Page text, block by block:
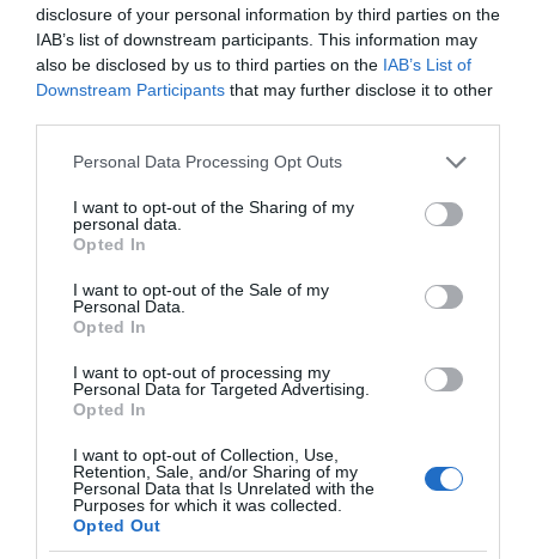
disclosure of your personal information by third parties on the
IAB’s list of downstream participants. This information may
also be disclosed by us to third parties on the IAB’s List of
Downstream Participants that may further disclose it to other
Please note that this website/app uses one or more Google
not limited to your visit or usage behaviour. You may click to
grant or deny consent to Google and its third-party tags to
use your data for below specified purposes in below Google
consent section.
Personal Data Processing Opt Outs
I want to opt-out of the Sharing of my
personal data.
Opted In
I want to opt-out of the Sale of my
Personal Data.
Opted In
I want to opt-out of processing my
Personal Data for Targeted Advertising.
Opted In
I want to opt-out of Collection, Use,
Retention, Sale, and/or Sharing of my
Personal Data that Is Unrelated with the
Purposes for which it was collected.
Opted Out